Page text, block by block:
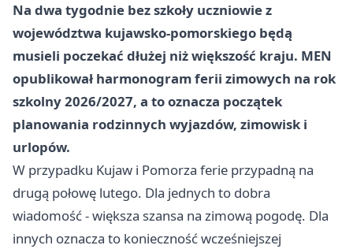
Na dwa tygodnie bez szkoły uczniowie z
województwa kujawsko-pomorskiego będą
musieli poczekać dłużej niż większość kraju. MEN
opublikował harmonogram ferii zimowych na rok
szkolny 2026/2027, a to oznacza początek
planowania rodzinnych wyjazdów, zimowisk i
urlopów.
W przypadku Kujaw i Pomorza ferie przypadną na
drugą połowę lutego. Dla jednych to dobra
wiadomość - większa szansa na zimową pogodę. Dla
innych oznacza to konieczność wcześniejszej